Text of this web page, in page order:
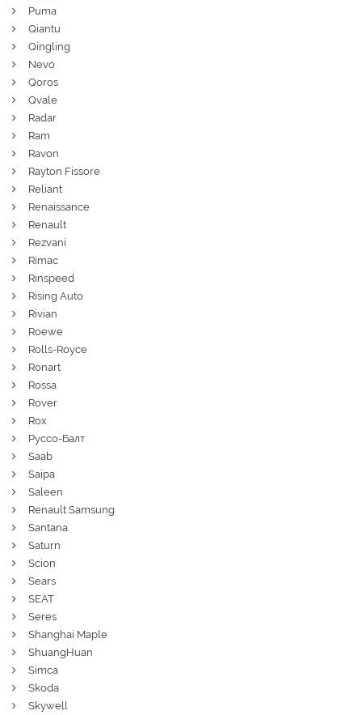
Puma
Qiantu
Qingling
Nevo
Qoros
Qvale
Radar
Ram
Ravon
Rayton Fissore
Reliant
Renaissance
Renault
Rezvani
Rimac
Rinspeed
Rising Auto
Rivian
Roewe
Rolls-Royce
Ronart
Rossa
Rover
Rox
Руссо-Балт
Saab
Saipa
Saleen
Renault Samsung
Santana
Saturn
Scion
Sears
SEAT
Seres
Shanghai Maple
ShuangHuan
Simca
Skoda
Skywell